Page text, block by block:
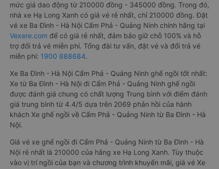
mức giá dao động từ 210000 đồng - 345000 đồng. Trong đó,
nhà xe Hạ Long Xanh có giá vé rẻ nhất, chỉ 210000 đồng. Đặt
vé xe Ba Đình - Hà Nội Cẩm Phả - Quảng Ninh chính hãng tại
Vexere.com để có giá rẻ nhất, đảm bảo giữ chỗ 100% và hỗ
trợ đổi trả vé miễn phí. Tổng đài tư vấn, đặt vé và đổi trả vé
miễn phí: 1900 888684.
Xe Ba Đình - Hà Nội Cẩm Phả - Quảng Ninh ghế ngồi tốt nhất:
Xe từ Ba Đình - Hà Nội đi Cẩm Phả - Quảng Ninh ghế ngồi
được đánh giá chung có chất lượng Trung bình với điểm đánh
giá trung bình từ 4.4/5 dựa trên 2069 phản hồi của hành
khách Xe ghế ngồi về Cẩm Phả - Quảng Ninh từ Ba Đình - Hà
Nội.
Giá vé xe ghế ngồi đi Cẩm Phả - Quảng Ninh từ Ba Đình - Hà
Nội rẻ nhất là 210000 của hãng xe Hạ Long Xanh. Tùy thuộc
vào vị trí ngồi của bạn và chương trình khuyến mãi, giá vé Xe